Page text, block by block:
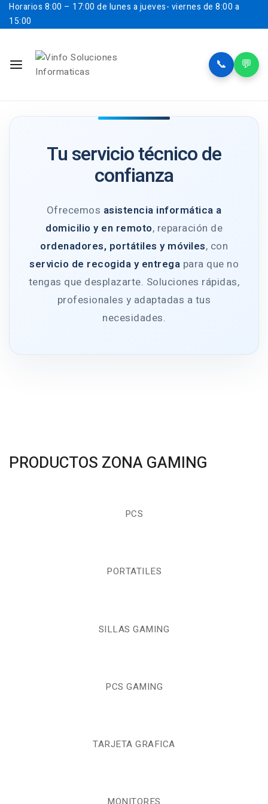
Horarios 8:00 – 17:00 de lunes a jueves- viernes de 8:00 a
15:00
📞 💬
Tu servicio técnico de
confianza
Ofrecemos asistencia informática a
domicilio y en remoto, reparación de
ordenadores, portátiles y móviles, con
servicio de recogida y entrega para que no
tengas que desplazarte. Soluciones rápidas,
profesionales y adaptadas a tus
necesidades.
PRODUCTOS ZONA GAMING
PCS
PORTATILES
SILLAS GAMING
PCS GAMING
TARJETA GRAFICA